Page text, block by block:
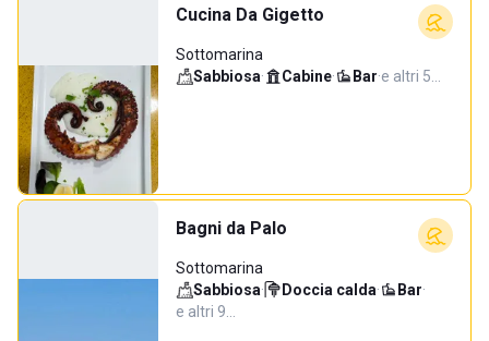
Cucina Da Gigetto
Sottomarina
Sabbiosa· Cabine· Bar·e altri 5…
Bagni da Palo
Sottomarina
Sabbiosa· Doccia calda· Bar·
e altri 9…